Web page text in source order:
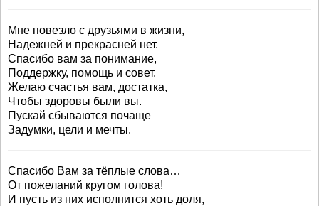
Мне повезло с друзьями в жизни,
Надежней и прекрасней нет.
Спасибо вам за понимание,
Поддержку, помощь и совет.
Желаю счастья вам, достатка,
Чтобы здоровы были вы.
Пускай сбываются почаще
Задумки, цели и мечты.
Спасибо Вам за тёплые слова…
От пожеланий кругом голова!
И пусть из них исполнится хоть доля,